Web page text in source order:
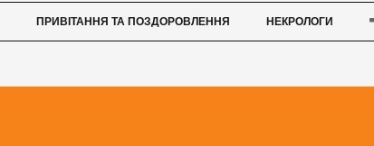
ПРИВІТАННЯ ТА ПОЗДОРОВЛЕННЯ НЕКРОЛОГИ